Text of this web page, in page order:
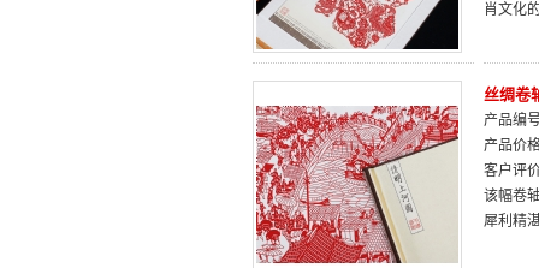
肖文化
丝绸卷
产品编
产品价
客户评
该幅卷
犀利精